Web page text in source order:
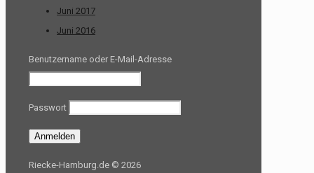
Juni 2017
Juni 2016
Benutzername oder E-Mail-Adresse
Passwort
Riecke-Hamburg.de © 2026